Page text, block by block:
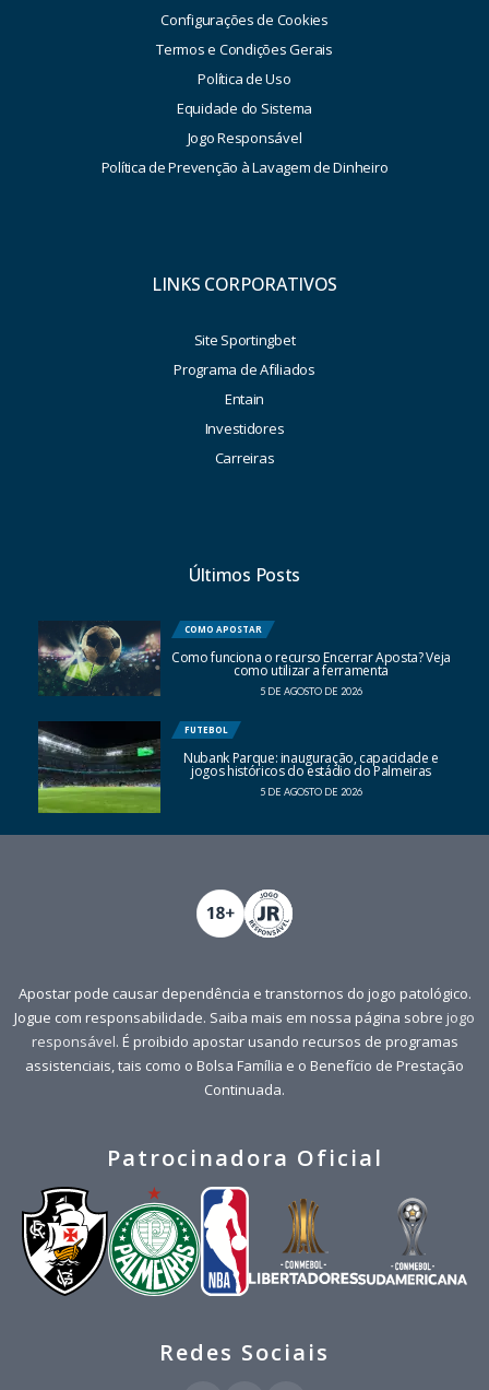
Configurações de Cookies
Termos e Condições Gerais
Política de Uso
Equidade do Sistema
Jogo Responsável
Política de Prevenção à Lavagem de Dinheiro
LINKS CORPORATIVOS
Site Sportingbet
Programa de Afiliados
Entain
Investidores
Carreiras
Últimos Posts
COMO APOSTAR
Como funciona o recurso Encerrar Aposta? Veja
como utilizar a ferramenta
5 DE AGOSTO DE 2026
FUTEBOL
Nubank Parque: inauguração, capacidade e
jogos históricos do estádio do Palmeiras
5 DE AGOSTO DE 2026
Apostar pode causar dependência e transtornos do jogo patológico.
Jogue com responsabilidade. Saiba mais em nossa página sobre jogo
responsável. É proibido apostar usando recursos de programas
assistenciais, tais como o Bolsa Família e o Benefício de Prestação
Continuada.
Patrocinadora Oficial
Redes Sociais